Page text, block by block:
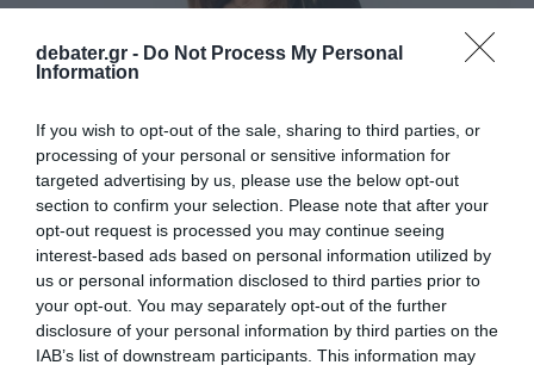
debater.gr - Do Not Process My Personal
Information
If you wish to opt-out of the sale, sharing to third parties, or
processing of your personal or sensitive information for
targeted advertising by us, please use the below opt-out
section to confirm your selection. Please note that after your
opt-out request is processed you may continue seeing
interest-based ads based on personal information utilized by
us or personal information disclosed to third parties prior to
your opt-out. You may separately opt-out of the further
disclosure of your personal information by third parties on the
IAB’s list of downstream participants. This information may
LIFESTYLE
Περιπέτεια για την Βίκυ Χατζηβασιλείου –
«Κυνήγησα τον κλέφτη και τον έπιασα»
''Ήμουν εγώ το θύμα...''
14.02.2024 - 10:55